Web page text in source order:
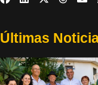
Últimas